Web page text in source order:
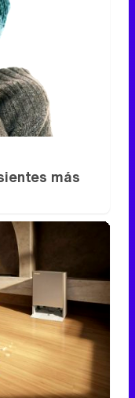
más